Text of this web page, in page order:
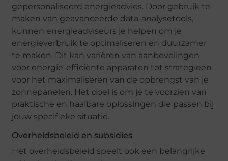
gepersonaliseerd energieadvies. Door gebruik te
maken van geavanceerde data-analysetools,
kunnen energieadviseurs je helpen om je
energieverbruik te optimaliseren en duurzamer
te maken. Dit kan variëren van aanbevelingen
voor energie-efficiënte apparaten tot strategieën
voor het maximaliseren van de opbrengst van je
zonnepanelen. Het doel is om je te voorzien van
praktische en haalbare oplossingen die passen bij
jouw specifieke situatie.
Overheidsbeleid en subsidies
Het overheidsbeleid speelt ook een belangrijke